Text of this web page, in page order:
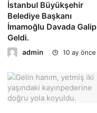
İstanbul Büyükşehir
Belediye Başkanı
İmamoğlu Davada Galip
Geldi.
admin 10 ay önce